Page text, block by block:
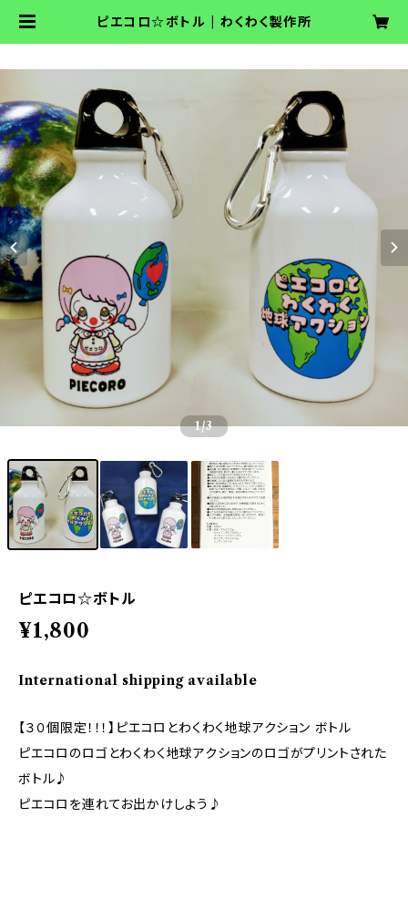
ピエコロ☆ボトル | わくわく製作所
1/3
ピエコロ☆ボトル
¥1,800
International shipping available
【３０個限定！！！】ピエコロとわくわく地球アクション ボトル
ピエコロのロゴとわくわく地球アクションのロゴがプリントされた
ボトル♪
ピエコロを連れてお出かけしよう♪